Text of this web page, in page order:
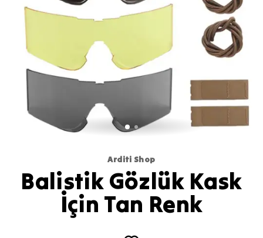
Arditi Shop
Balistik Gözlük Kask
İçin Tan Renk